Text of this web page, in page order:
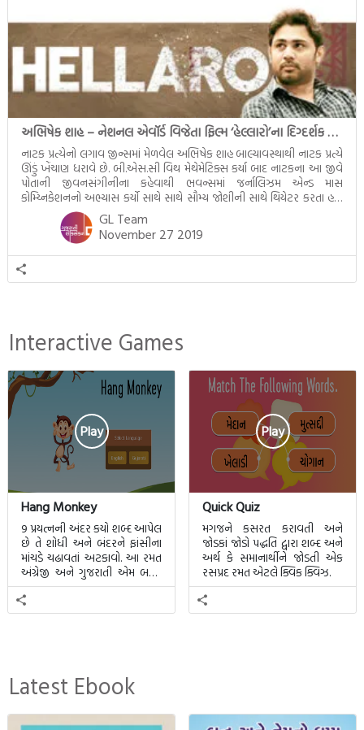
અભિષેક શાહ – નેશનલ એવૉર્ડ વિજેતા ફિલ્મ ‘હેલ્લારો’ના દિગ્દર્શક વિશેની કેટલી જાણી-અજાણી વાતો
નાટક પ્રત્યેનો લગાવ જીન્સમાં મેળવેલ અભિષેક શાહ બાલ્યાવસ્થાથી નાટક પ્રત્યે
ઊંડું ખેંચાણ ધરાવે છે. બી.એસ.સી વિથ મેથેમેટિક્સ કર્યા બાદ નાટકના આ જીવે
પોતાની જીવનસંગીનીના કહેવાથી ભવન્સમાં જર્નાલિઝમ એન્ડ માસ
કોમ્ય્નિકેશનનો અભ્યાસ કર્યો સાથે સાથે સૌમ્ય જોશીની સાથે થિયેટર કરતા હતા
Q. શા માટે પત્રકારત્વ ? પત્રકારત્વ કરી મુખ્ય હેતુ સરકારી નોકરી લઈને ગમતું કામ
કરવાનું […]
GL Team
November 27 2019
Interactive Games
Play
Hang Monkey
9 પ્રયત્નની અંદર કયો શબ્દ આપેલ
છે તે શોધી અને બંદરને ફાંસીના
માંચડે ચઢાવતાં અટકાવો. આ રમત
અંગ્રેજી અને ગુજરાતી એમ બન્ને
ભાષા માટે રમી શકાશે.
Play
Quick Quiz
મગજને કસરત કરાવતી અને
જોડકાં જોડો પદ્ધતિ દ્વારા શબ્દ અને
અર્થ કે સમાનાર્થીને જોડતી એક
રસપ્રદ રમત એટલે ક્વિક ક્વિઝ.
Latest Ebook